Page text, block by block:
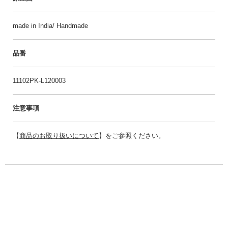
made in India/ Handmade
品番
11102PK-L120003
注意事項
【商品のお取り扱いについて 】をご参照ください。